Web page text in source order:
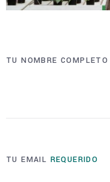
TU NOMBRE COMPLETO
TU EMAIL REQUERIDO